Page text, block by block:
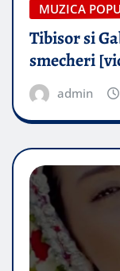
MUZICA
Tibisor si
smecheri
admin